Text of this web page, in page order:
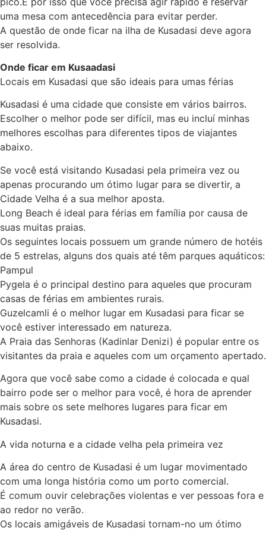
uma mesa com antecedência para evitar perder.
A questão de onde ficar na ilha de Kusadasi deve agora
ser resolvida.
Onde ficar em Kusaadasi
Locais em Kusadasi que são ideais para umas férias
Kusadasi é uma cidade que consiste em vários bairros.
Escolher o melhor pode ser difícil, mas eu incluí minhas
melhores escolhas para diferentes tipos de viajantes
abaixo.
Se você está visitando Kusadasi pela primeira vez ou
apenas procurando um ótimo lugar para se divertir, a
Cidade Velha é a sua melhor aposta.
Long Beach é ideal para férias em família por causa de
suas muitas praias.
Os seguintes locais possuem um grande número de hotéis
de 5 estrelas, alguns dos quais até têm parques aquáticos:
Pampul
Pygela é o principal destino para aqueles que procuram
casas de férias em ambientes rurais.
Guzelcamli é o melhor lugar em Kusadasi para ficar se
você estiver interessado em natureza.
A Praia das Senhoras (Kadinlar Denizi) é popular entre os
visitantes da praia e aqueles com um orçamento apertado.
Agora que você sabe como a cidade é colocada e qual
bairro pode ser o melhor para você, é hora de aprender
mais sobre os sete melhores lugares para ficar em
Kusadasi.
A vida noturna e a cidade velha pela primeira vez
A área do centro de Kusadasi é um lugar movimentado
com uma longa história como um porto comercial.
É comum ouvir celebrações violentas e ver pessoas fora e
ao redor no verão.
Os locais amigáveis de Kusadasi tornam-no um ótimo